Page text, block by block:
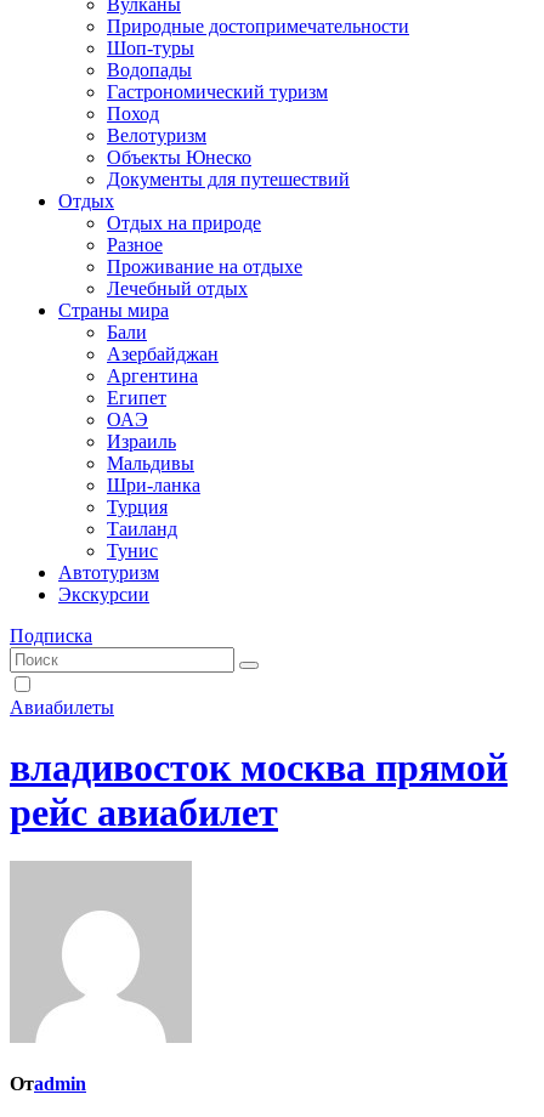
Вулканы
Природные достопримечательности
Шоп-туры
Водопады
Гастрономический туризм
Поход
Велотуризм
Объекты Юнеско
Документы для путешествий
Отдых
Отдых на природе
Разное
Проживание на отдыхе
Лечебный отдых
Страны мира
Бали
Азербайджан
Аргентина
Египет
ОАЭ
Израиль
Мальдивы
Шри-ланка
Турция
Таиланд
Тунис
Автотуризм
Экскурсии
Подписка
Авиабилеты
владивосток москва прямой
рейс авиабилет
Отadmin